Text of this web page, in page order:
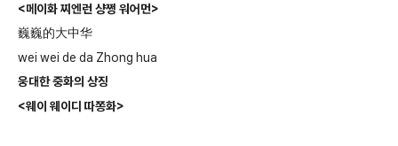
<메이화 찌엔런 샹쩡 워어먼>
巍巍的大中华
wei wei de da Zhong hua
웅대한 중화의 상징
<웨이 웨이디 따쫑화>